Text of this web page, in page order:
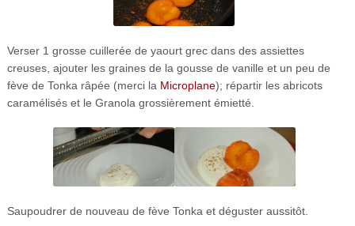
Verser 1 grosse cuillerée de yaourt grec dans des assiettes
creuses, ajouter les graines de la gousse de vanille et un peu de
fève de Tonka râpée (merci la Microplane); répartir les abricots
caramélisés et le Granola grossièrement émietté.
Saupoudrer de nouveau de fève Tonka et déguster aussitôt.